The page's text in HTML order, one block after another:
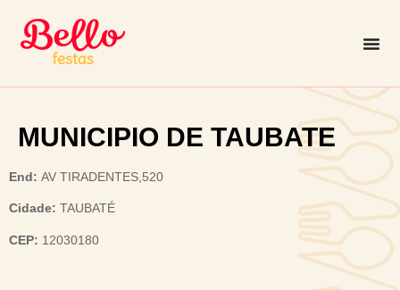
MUNICIPIO DE TAUBATE
End: AV TIRADENTES,520
Cidade: TAUBATÉ
CEP: 12030180